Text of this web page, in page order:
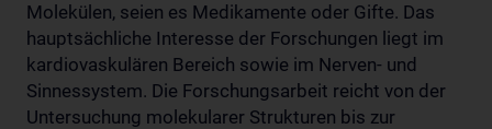
Molekülen, seien es Medikamente oder Gifte. Das
hauptsächliche Interesse der Forschungen liegt im
kardiovaskulären Bereich sowie im Nerven- und
Sinnessystem. Die Forschungsarbeit reicht von der
Untersuchung molekularer Strukturen bis zur